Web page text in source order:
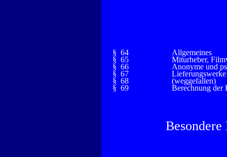
§ 64
Allgemeines
§ 65
Miturheber,
§ 66
Anonyme und
§ 67
Lieferungswerke
§ 68
(weggefallen)
§ 69
Berechnung der